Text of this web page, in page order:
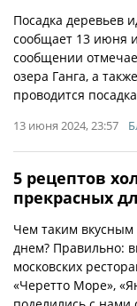
Посадка деревьев
сообщает 13 июня
сообщении
озера Ганга, а
проводится
13 июня 2024, 23:57
5 рецептов
прекрасных
Чем таким
днем? Правильно:
московских
«Черетто Море»,